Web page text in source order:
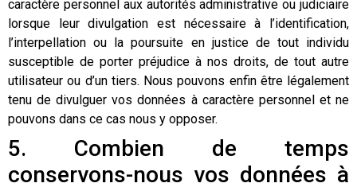
caractère personnel aux autorités administrative ou judiciaire
lorsque leur divulgation est nécessaire à l’identification,
l’interpellation ou la poursuite en justice de tout individu
susceptible de porter préjudice à nos droits, de tout autre
utilisateur ou d’un tiers. Nous pouvons enfin être légalement
tenu de divulguer vos données à caractère personnel et ne
pouvons dans ce cas nous y opposer.
5. Combien de temps
conservons-nous vos données à